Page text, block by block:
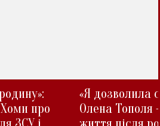
про
«Я дозволила
Олена Тополя